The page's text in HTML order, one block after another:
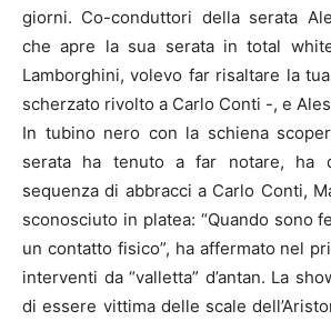
giorni. Co-conduttori della serata
che apre la sua serata in total
Lamborghini, volevo far risaltare la
scherzato rivolto a Carlo Conti -, e
In tubino nero con la schiena
serata ha tenuto a far notare, ha
sequenza di abbracci a Carlo Conti,
sconosciuto in platea: “Quando sono
un contatto fisico”, ha affermato nel
interventi da “valletta” d’antan. La
di essere vittima delle scale